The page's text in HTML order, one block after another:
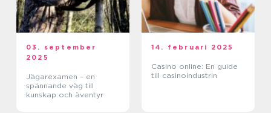
03. september
2025
Jägarexamen – en
spännande väg till
kunskap och äventyr
14. februari 2025
Casino online: En guide
till casinoindustrin